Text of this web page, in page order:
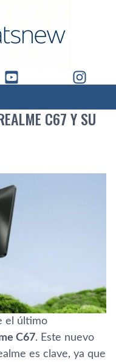
C67 Y SU
el último
C67. Este nuevo
es clave, ya que